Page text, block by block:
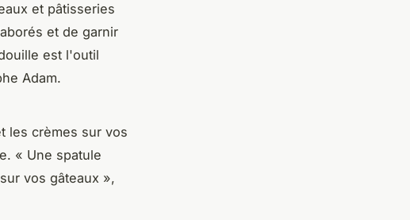
et pâtisseries
et de garnir
est l'outil
Adam.
les crèmes sur vos
« Une spatule
vos gâteaux »,